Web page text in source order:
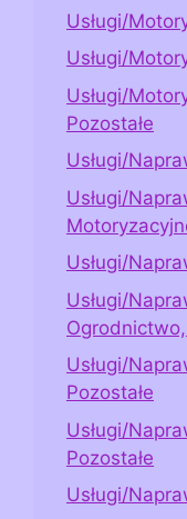
Usługi/
Usługi/
Usługi/
Pozostałe
Usługi/
Usługi/
Usługi/
Usługi/
Usługi/
Pozostałe
Usługi/
Pozostałe
Usługi/